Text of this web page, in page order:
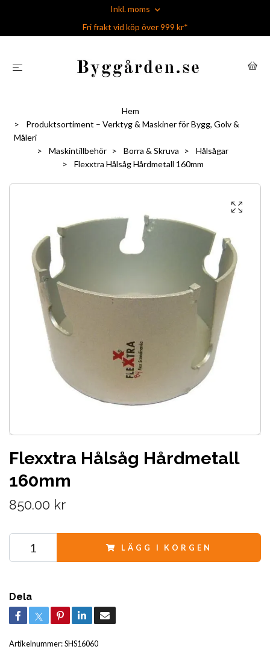
Inkl. moms
Fri frakt vid köp över 999 kr*
Hem
Produktsortiment – Verktyg & Maskiner för Bygg, Golv &
Måleri
Maskintillbehör
Borra & Skruva
Hålsågar
Flexxtra Hålsåg Hårdmetall 160mm
Flexxtra Hålsåg Hårdmetall
160mm
850.00 kr
LÄGG I KORGEN
Dela
Artikelnummer:SHS16060